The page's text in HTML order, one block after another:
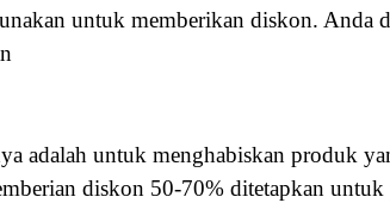
untuk memberikan diskon. Anda
adalah untuk menghabiskan produk
diskon 50-70% ditetapkan